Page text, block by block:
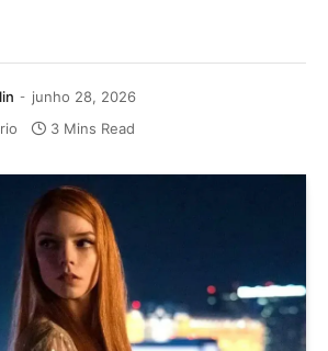
junho 28, 2026
3 Mins Read